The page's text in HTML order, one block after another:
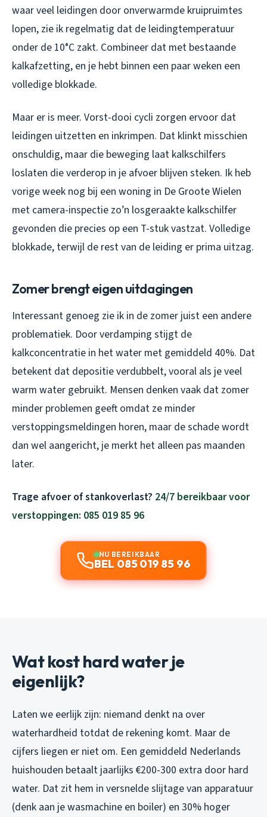
waar veel leidingen door onverwarmde kruipruimtes
lopen, zie ik regelmatig dat de leidingtemperatuur
onder de 10°C zakt. Combineer dat met bestaande
kalkafzetting, en je hebt binnen een paar weken een
volledige blokkade.
Maar er is meer. Vorst-dooi cycli zorgen ervoor dat
leidingen uitzetten en inkrimpen. Dat klinkt misschien
onschuldig, maar die beweging laat kalkschilfers
loslaten die verderop in je afvoer blijven steken. Ik heb
vorige week nog bij een woning in De Groote Wielen
met camera-inspectie zo’n losgeraakte kalkschilfer
gevonden die precies op een T-stuk vastzat. Volledige
blokkade, terwijl de rest van de leiding er prima uitzag.
Zomer brengt eigen uitdagingen
Interessant genoeg zie ik in de zomer juist een andere
problematiek. Door verdamping stijgt de
kalkconcentratie in het water met gemiddeld 40%. Dat
betekent dat depositie verdubbelt, vooral als je veel
warm water gebruikt. Mensen denken vaak dat zomer
minder problemen geeft omdat ze minder
verstoppingsmeldingen horen, maar de schade wordt
dan wel aangericht, je merkt het alleen pas maanden
later.
Trage afvoer of stankoverlast? 24/7 bereikbaar voor
verstoppingen: 085 019 85 96
NU BEREIKBAAR
BEL 085 019 85 96
Wat kost hard water je
eigenlijk?
Laten we eerlijk zijn: niemand denkt na over
waterhardheid totdat de rekening komt. Maar de
cijfers liegen er niet om. Een gemiddeld Nederlands
huishouden betaalt jaarlijks €200-300 extra door hard
water. Dat zit hem in versnelde slijtage van apparatuur
(denk aan je wasmachine en boiler) en 30% hoger